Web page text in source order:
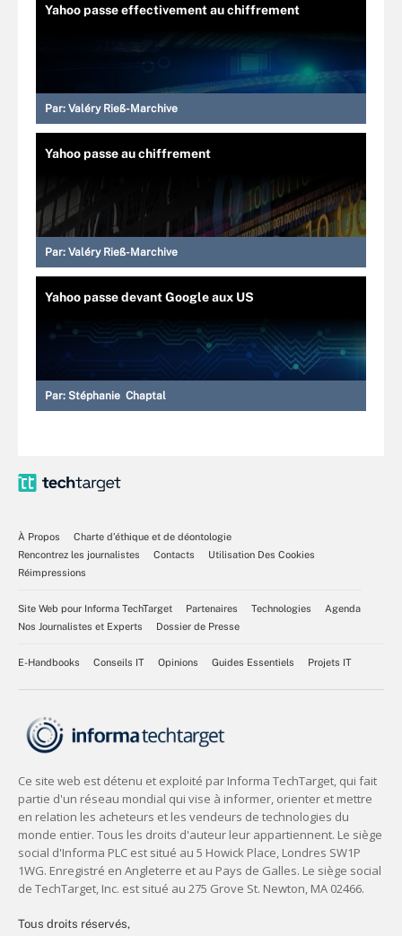
Yahoo passe effectivement au chiffrement
Par: Valéry Rieß-Marchive
Yahoo passe au chiffrement
Par: Valéry Rieß-Marchive
Yahoo passe devant Google aux US
Par: Stéphanie Chaptal
À Propos
Charte d’éthique et de déontologie
Rencontrez les journalistes
Contacts
Utilisation Des Cookies
Réimpressions
Site Web pour Informa TechTarget Partenaires Technologies
Agenda
Nos Journalistes et Experts
Dossier de Presse
E-Handbooks Conseils IT Opinions Guides Essentiels Projets IT
Tous droits réservés,